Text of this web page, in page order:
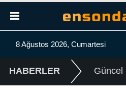
8 Ağustos 2026, Cumartesi
HABERLER Güncel